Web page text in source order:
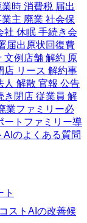
業時 消費税 届出
主 廃業 社会保
社 休眠 手続き会
届出 原状回復費
文例 店舗 解約 原
店 リース 解約事
人 解散 官報 公告
き 閉店 従業員 解
業ファミリー必
ートファミリー導
AIのよくある質問
ト
ストAI の改善候